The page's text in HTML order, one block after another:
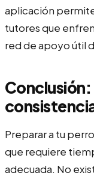
aplicación
tutores que
red de apoyo útil
Preparar a tu
que requiere
adecuada. No